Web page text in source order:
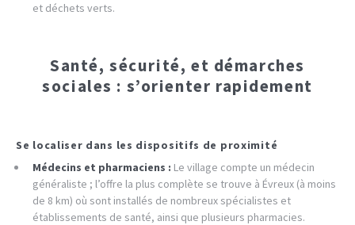
et déchets verts.
Santé, sécurité, et démarches
sociales : s’orienter rapidement
Se localiser dans les dispositifs de proximité
Médecins et pharmaciens : Le village compte un médecin
généraliste ; l’offre la plus complète se trouve à Évreux (à moins
de 8 km) où sont installés de nombreux spécialistes et
établissements de santé, ainsi que plusieurs pharmacies.